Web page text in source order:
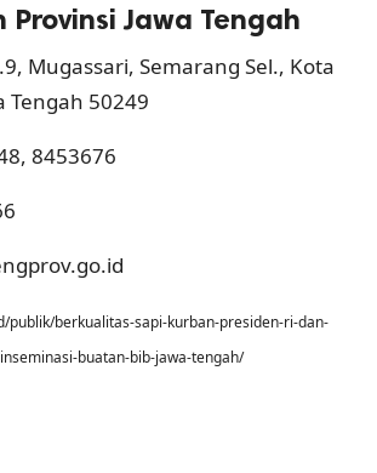
Provinsi Jawa Tengah
Mugassari, Semarang Sel., Kota
Tengah 50249
8453676
publik/berkualitas-sapi-kurban-presiden-ri-dan-
buatan-bib-jawa-tengah/